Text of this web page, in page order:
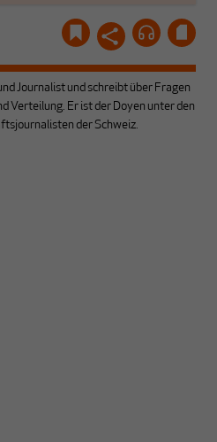
Journalist und schreibt über Fragen
Verteilung. Er ist der Doyen unter den
der Schweiz.